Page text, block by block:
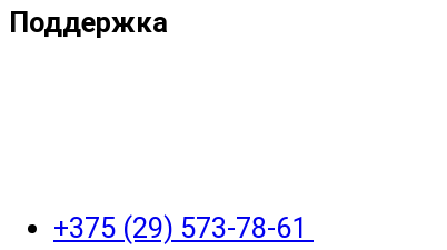
Поддержка
+375 (29) 573-78-61